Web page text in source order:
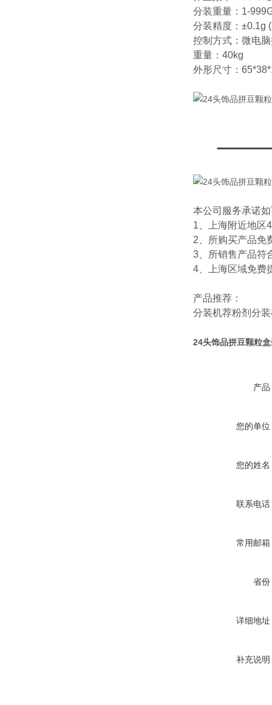
分装重量：1-
分装精度：±0.1g
控制方式：微电
重量：40kg
外形尺寸：
本公司服务承诺
1、上海附近地区
2、所购买产品免
3、所销售产品符
4、上海区域免费
产品推荐：
分装机荐粉剂分
24头饰品拼豆颗粒
产品
您的单位
您的姓名
联系电话
常用邮箱
省份
详细地址
补充说明